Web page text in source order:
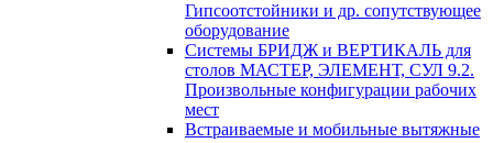
Гипсоотстойники и др. сопутствующее
оборудование
Системы БРИДЖ и ВЕРТИКАЛЬ для
столов МАСТЕР, ЭЛЕМЕНТ, СУЛ 9.2.
Произвольные конфигурации рабочих
мест
Встраиваемые и мобильные вытяжные